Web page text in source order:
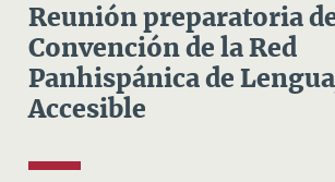
Reunión preparatoria
Convención de la Red
Panhispánica de
Accesible